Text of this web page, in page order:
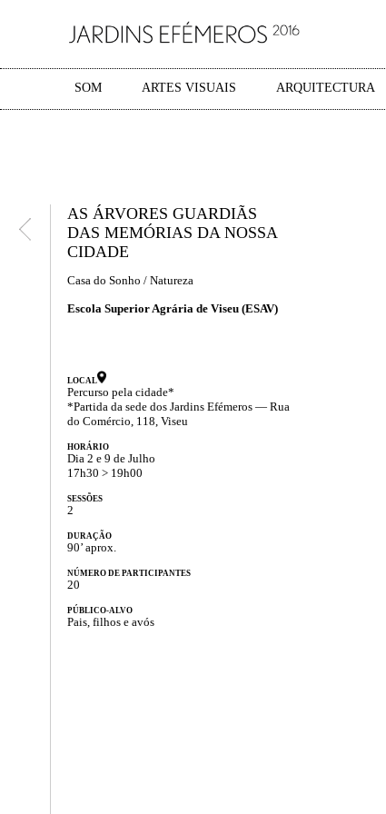
SOM ARTES VISUAIS ARQUITECTURA
AS ÁRVORES GUARDIÃS
DAS MEMÓRIAS DA NOSSA
CIDADE
Casa do Sonho / Natureza
Escola Superior Agrária de Viseu (ESAV)
LOCAL
Percurso pela cidade*
*Partida da sede dos Jardins Efémeros — Rua
do Comércio, 118, Viseu
HORÁRIO
Dia 2 e 9 de Julho
17h30 > 19h00
SESSÕES
2
DURAÇÃO
90’ aprox.
NÚMERO DE PARTICIPANTES
20
PÚBLICO-ALVO
Pais, filhos e avós